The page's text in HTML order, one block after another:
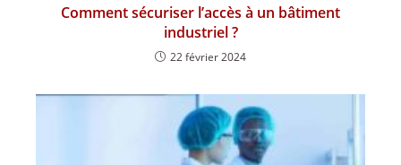
Comment sécuriser l’accès à un bâtiment
industriel ?
22 février 2024